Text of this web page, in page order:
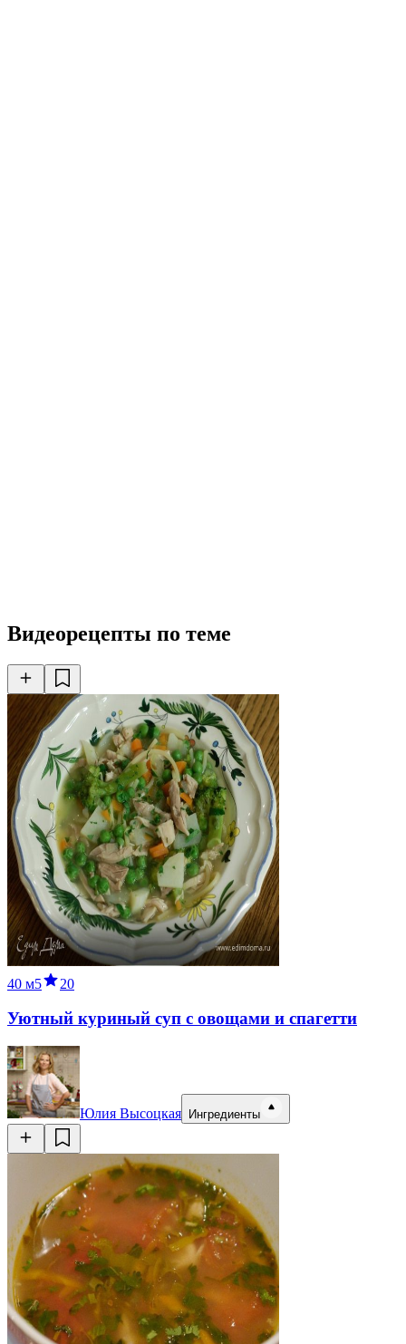
Видеорецепты по теме
40 м5 20
Уютный куриный суп с овощами и спагетти
Юлия Высоцкая Ингредиенты